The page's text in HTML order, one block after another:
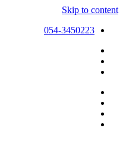
Skip to content
054-3450223